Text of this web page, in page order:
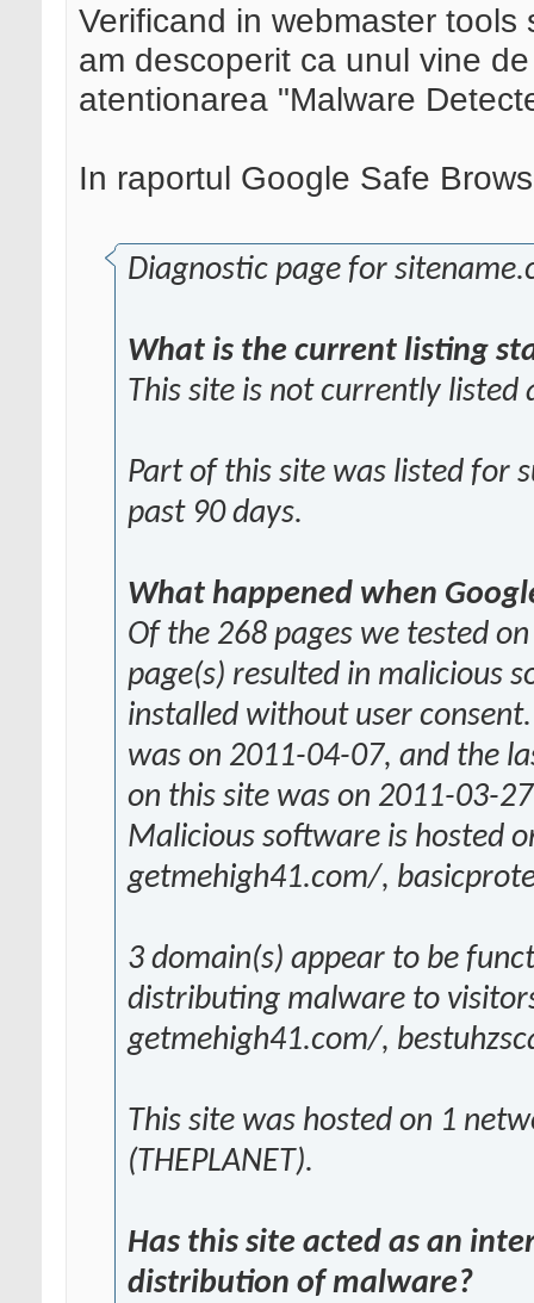
Verificand in webmaster
am descoperit ca unul vine
atentionarea "Malware
In raportul Google Safe
Diagnostic page for
What is the current listing
This site is not currently listed
Part of this site was listed for
past 90 days.
What happened when
Of the 268 pages we tested
page(s) resulted in malicious
installed without user
was on 2011-04-07, and the
on this site was on 2011-03-
Malicious software is hosted
getmehigh41.com/,
3 domain(s) appear to be
distributing malware to
getmehigh41.com/,
This site was hosted on 1
(THEPLANET).
Has this site acted as an
distribution of malware?